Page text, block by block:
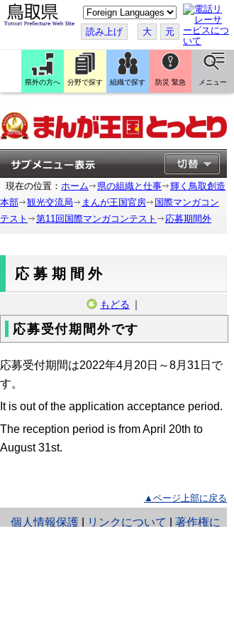
こ
の
ペ
ー
ジ
を
翻
訳
す
読み上げ 大 元
県外の方へ 分野で探す 組織で探す 防災 緊急 メニュー
現在の位置： ホーム 県の組織と仕事
輝く鳥取創造
本部
観光交流局 まんが王国官房
国際マンガコン
テスト
第11回国際マンガコンテスト 応募期間外
応募期間外
もどる ｜
応募受付期間外です
応募受付期間は2022年4月20日～8月31日で
す。
It is out of the application acceptance period.
The reception period is from April 20th to
August 31st.
▲ページ上部に戻る
個人情報保護
と
リンクについて
著作権に